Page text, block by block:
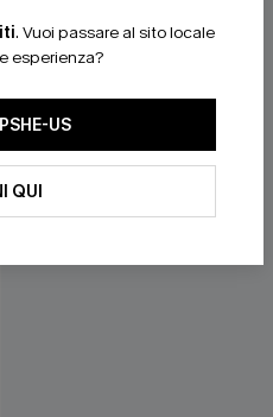
. Vuoi passare al sito locale
esperienza?
US
QUI